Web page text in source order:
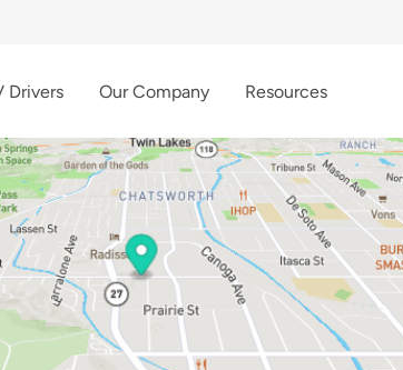
Drivers Our Company Resources